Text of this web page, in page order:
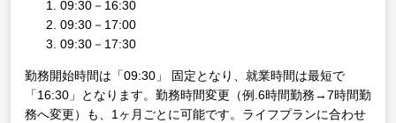
09:30－16:30
09:30－17:00
09:30－17:30
勤務開始時間は「09:30」 固定となり、就業時間は最短で
「16:30」となります。勤務時間変更（例.6時間勤務→7時間勤
務へ変更）も、1ヶ月ごとに可能です。ライフプランに合わせ